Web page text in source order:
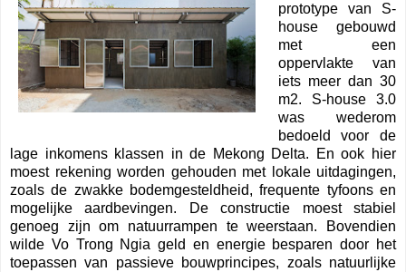
prototype van S-
house gebouwd
met een
oppervlakte van
iets meer dan 30
m2. S-house 3.0
was wederom
bedoeld voor de
lage inkomens klassen in de Mekong Delta. En ook hier
moest rekening worden gehouden met lokale uitdagingen,
zoals de zwakke bodemgesteldheid, frequente tyfoons en
mogelijke aardbevingen. De constructie moest stabiel
genoeg zijn om natuurrampen te weerstaan. Bovendien
wilde Vo Trong Ngia geld en energie besparen door het
toepassen van passieve bouwprincipes, zoals natuurlijke